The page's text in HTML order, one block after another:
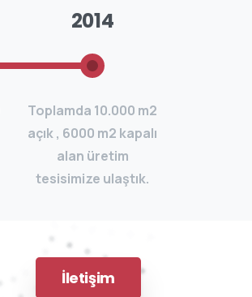
2014
Toplamda 10.000 m2
açık , 6000 m2 kapalı
alan üretim
tesisimize ulaştık.
İletişim